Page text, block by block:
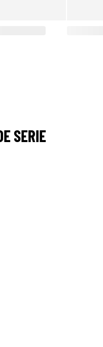
SERIE